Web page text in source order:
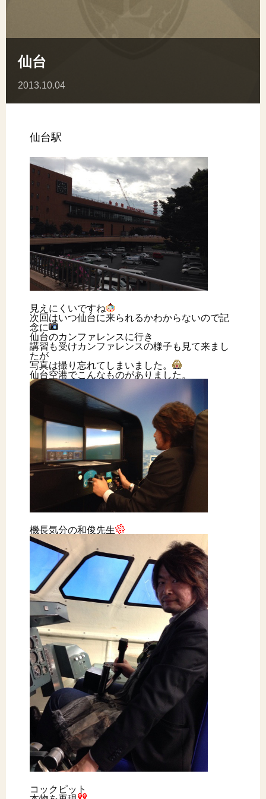
仙台
2013.10.04
仙台駅
見えにくいですね
次回はいつ仙台に来られるかわからないので記
念に
仙台のカンファレンスに行き
講習も受けカンファレンスの様子も見て来まし
たが
写真は撮り忘れてしまいました。
仙台空港でこんなものがありました。
機長気分の和俊先生
コックピット